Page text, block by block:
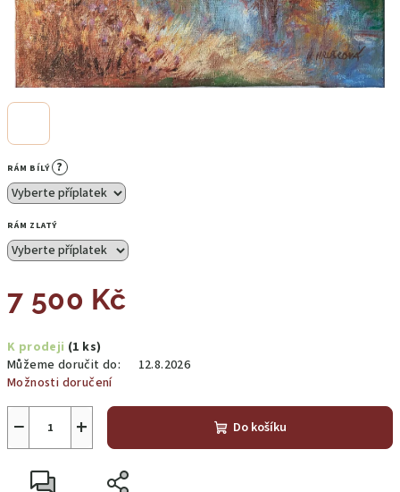
RÁM BÍLÝ ?
RÁM ZLATÝ
7 500 Kč
cena:
K prodeji (1 ks)
Můžeme doručit do:
12.8.2026
Možnosti doručení
+
− Do košíku